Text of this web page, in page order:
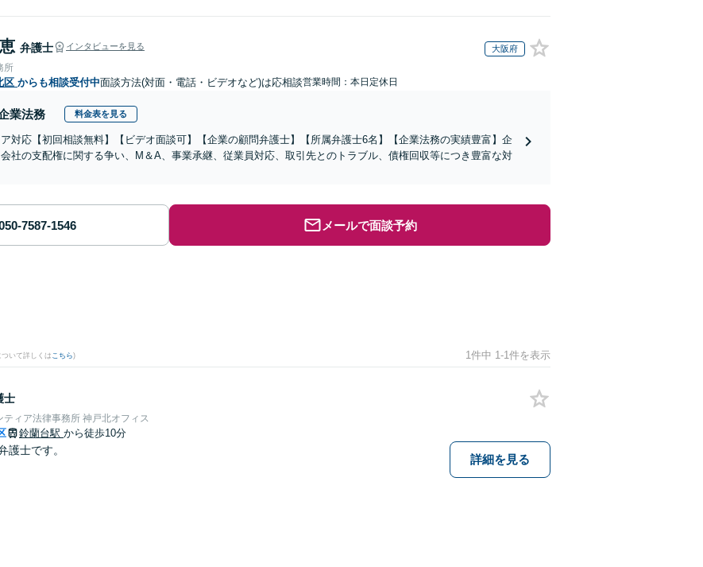
弁護士 インタビューを見る 大阪府
所
区 からも相談受付中面談方法(対面・電話・ビデオなど)は応相談営業時間：本日定休日
業法務 料金表を見る
対応【初回相談無料】【ビデオ面談可】【企業の顧問弁護士】【所属弁護士6名】【企業法務の実績豊富】企
社の支配権に関する争い、M＆A、事業承継、従業員対応、取引先とのトラブル、債権回収等につき豊富な対
メールで面談予約
いて詳しくは こちら) 1件中 1-1件を表示
士
ィア法律事務所 神戸北オフィス
鈴蘭台駅 から徒歩10分
護士です。
詳細を見る